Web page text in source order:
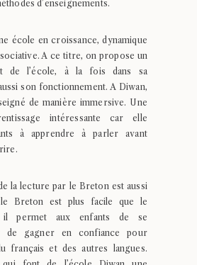
d’enseignements.
école en croissance, dynamique
A ce titre, on propose un
de l’école, à la fois dans sa
son fonctionnement. A Diwan,
de manière immersive. Une
intéressante car elle
à apprendre à parler avant
la lecture par le Breton est aussi
Breton est plus facile que le
il permet aux enfants de se
de gagner en confiance pour
français et des autres langues.